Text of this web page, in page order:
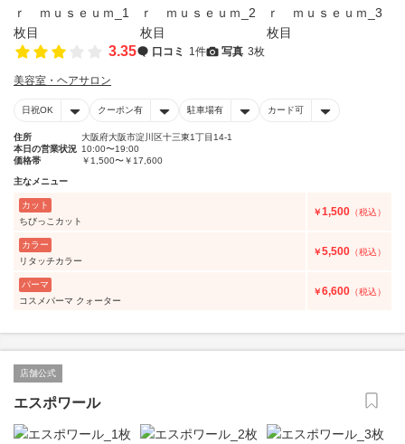
3.35 口コミ 1件 写真 3枚
美容室・ヘアサロン
日祝OK クーポン有 駐車場有 カード可
住所
大阪府大阪市淀川区十三東1丁目14-1
本日の営業状況 10:00〜19:00
価格帯
￥1,500〜￥17,600
主なメニュー
カット
ちびっこカット
￥1,500 （税込）
カラー
リタッチカラー
￥5,500 （税込）
パーマ
コスメパーマ クォーター
￥6,600 （税込）
店舗公式
エスポワール